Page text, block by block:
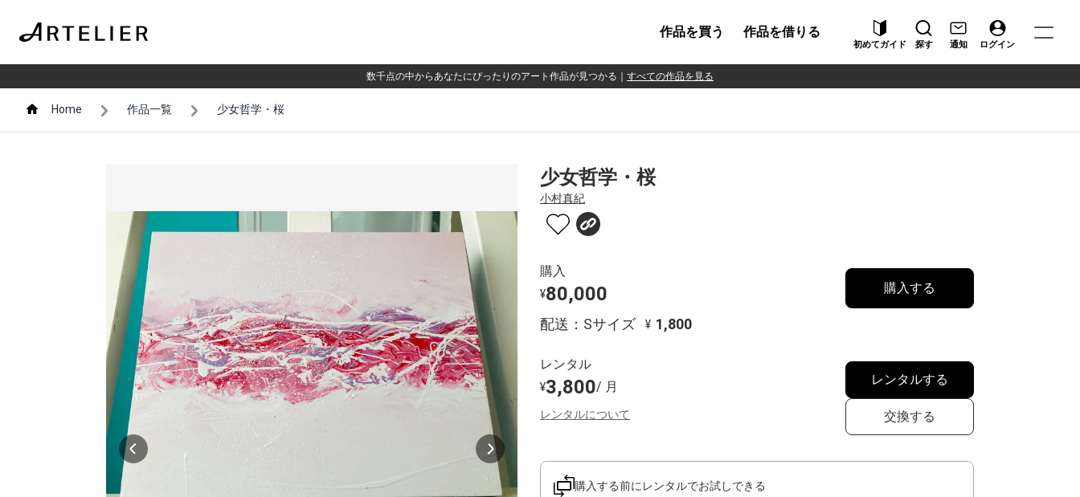
作品を買う 作品を借りる
初めてガイド 探す 通知 ログイン
数千点の中からあなたにぴったりのアート作品が見つかる すべての作品を見る
Home 作品一覧 少女哲学・桜
少女哲学・桜
小村真紀
購入
¥80,000
配送：Sサイズ ¥ 1,800
購入する
レンタル
¥3,800/ 月
レンタルについて
レンタルする
交換する
購入する前にレンタルでお試しできる